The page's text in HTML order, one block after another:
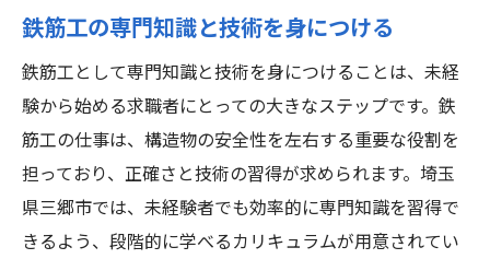
鉄筋工の専門知識と技術を身につける
鉄筋工として専門知識と技術を身につけることは、未経
験から始める求職者にとっての大きなステップです。鉄
筋工の仕事は、構造物の安全性を左右する重要な役割を
担っており、正確さと技術の習得が求められます。埼玉
県三郷市では、未経験者でも効率的に専門知識を習得で
きるよう、段階的に学べるカリキュラムが用意されてい